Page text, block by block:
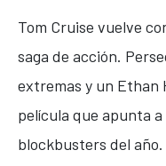
Tom Cruise vuelve
saga de acción.
extremas y un Ethan
película que apunta
blockbusters del año.